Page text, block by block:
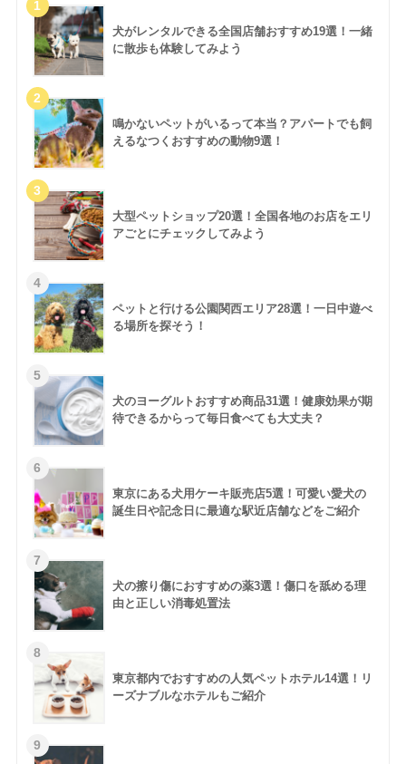
犬がレンタルできる全国店舗おすすめ19選！一緒
に散歩も体験してみよう
鳴かないペットがいるって本当？アパートでも飼
えるなつくおすすめの動物9選！
大型ペットショップ20選！全国各地のお店をエリ
アごとにチェックしてみよう
ペットと行ける公園関西エリア28選！一日中遊べ
る場所を探そう！
犬のヨーグルトおすすめ商品31選！健康効果が期
待できるからって毎日食べても大丈夫？
東京にある犬用ケーキ販売店5選！可愛い愛犬の
誕生日や記念日に最適な駅近店舗などをご紹介
犬の擦り傷におすすめの薬3選！傷口を舐める理
由と正しい消毒処置法
東京都内でおすすめの人気ペットホテル14選！リ
ーズナブルなホテルもご紹介